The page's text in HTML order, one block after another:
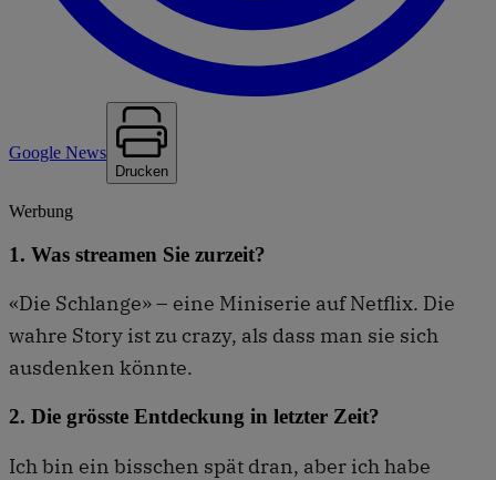
Google News
Drucken
Werbung
1. Was streamen Sie zurzeit?
«Die Schlange» – eine Miniserie auf Netflix. Die
wahre Story ist zu crazy, als dass man sie sich
ausdenken könnte.
2. Die grösste Entdeckung in letzter Zeit?
Ich bin ein bisschen spät dran, aber ich habe